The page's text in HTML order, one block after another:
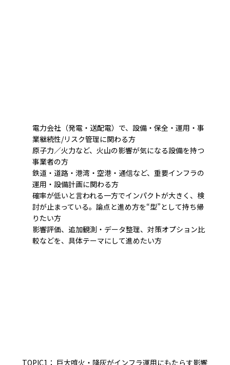
電力会社（発電・送配電）で、設備・保全・運用・事
業継続性/リスク管理に関わる方
原子力／火力など、火山の影響が気になる設備を持つ
事業者の方
鉄道・道路・港湾・空港・通信など、重要インフラの
運用・設備計画に関わる方
確率が低いと言われる一方でインパクトが大きく、検
討が止まっている。論点と進め方を“型”として持ち帰
りたい方
影響評価、追加観測・データ整理、対策オプション比
較などを、具体テーマにして進めたい方
TOPIC1： 巨大噴火・降灰がインフラ運用にもたらす影響